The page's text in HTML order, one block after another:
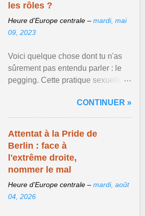
les rôles ?
Heure d’Europe centrale – mardi, mai
09, 2023
Voici quelque chose dont tu n'as
sûrement pas entendu parler : le
pegging. Cette pratique sexuelle
de changer ... Afficher l'article ...
CONTINUER »
Attentat à la Pride de
Berlin : face à
l'extrême droite,
nommer le mal
Heure d’Europe centrale – mardi, août
04, 2026